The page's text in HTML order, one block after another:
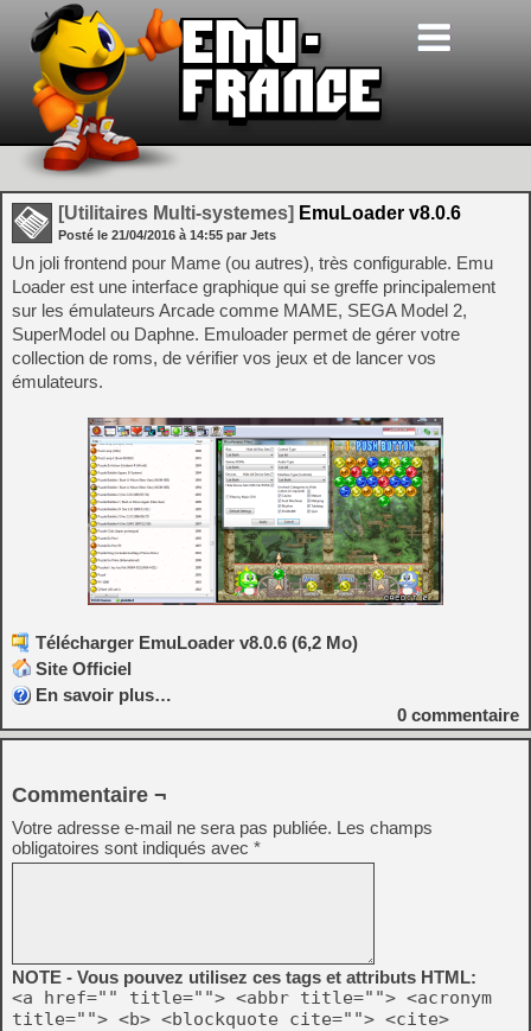
[Utilitaires Multi-systemes] EmuLoader v8.0.6
Posté le 21/04/2016 à 14:55 par Jets
Un joli frontend pour Mame (ou autres), très configurable. Emu
Loader est une interface graphique qui se greffe principalement
sur les émulateurs Arcade comme MAME, SEGA Model 2,
SuperModel ou Daphne. Emuloader permet de gérer votre
collection de roms, de vérifier vos jeux et de lancer vos
émulateurs.
Télécharger EmuLoader v8.0.6 (6,2 Mo)
Site Officiel
En savoir plus…
0 commentaire
Commentaire ¬
Votre adresse e-mail ne sera pas publiée. Les champs
obligatoires sont indiqués avec *
NOTE - Vous pouvez utilisez ces tags et attributs HTML:
<a href="" title=""> <abbr title=""> <acronym
title=""> <b> <blockquote cite=""> <cite>